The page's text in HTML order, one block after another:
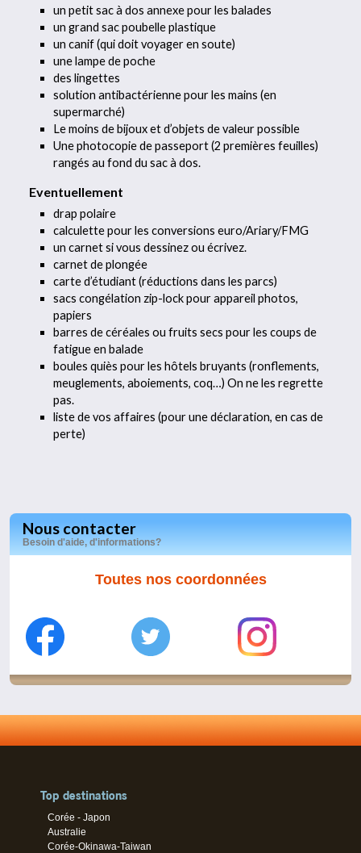
un petit sac à dos annexe pour les balades
un grand sac poubelle plastique
un canif (qui doit voyager en soute)
une lampe de poche
des lingettes
solution antibactérienne pour les mains (en
supermarché)
Le moins de bijoux et d’objets de valeur possible
Une photocopie de passeport (2 premières feuilles)
rangés au fond du sac à dos.
Eventuellement
drap polaire
calculette pour les conversions euro/Ariary/FMG
un carnet si vous dessinez ou écrivez.
carnet de plongée
carte d’étudiant (réductions dans les parcs)
sacs congélation zip-lock pour appareil photos,
papiers
barres de céréales ou fruits secs pour les coups de
fatigue en balade
boules quiès pour les hôtels bruyants (ronflements,
meuglements, aboiements, coq…) On ne les regrette
pas.
liste de vos affaires (pour une déclaration, en cas de
perte)
Nous contacter
Besoin d'aide, d'informations?
Toutes nos coordonnées
Top destinations
Corée - Japon
Australie
Corée-Okinawa-Taiwan